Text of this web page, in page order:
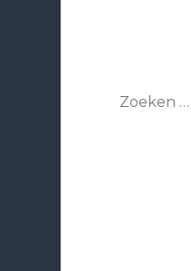
Zoeken